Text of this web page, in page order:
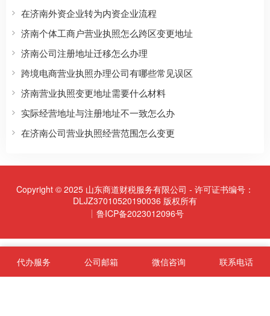
在济南外资企业转为内资企业流程
济南个体工商户营业执照怎么跨区变更地址
济南公司注册地址迁移怎么办理
跨境电商营业执照办理公司有哪些常见误区
济南营业执照变更地址需要什么材料
实际经营地址与注册地址不一致怎么办
在济南公司营业执照经营范围怎么变更
Copyright © 2025 山东商道财税服务有限公司 - 许可证书编号：
DLJZ37010520190036 版权所有
鲁ICP备2023012096号
代办服务 公司邮箱 微信咨询 联系电话